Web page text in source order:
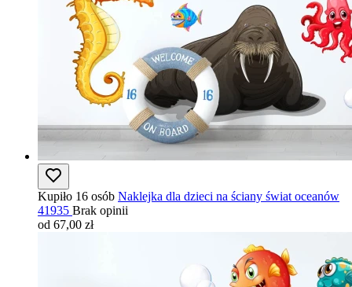
Kupiło 16 osób Naklejka dla dzieci na ściany świat oceanów
41935 Brak opinii
od 67,00 zł